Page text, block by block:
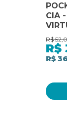
CIA
R$
R$
R$